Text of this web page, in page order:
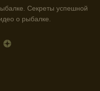
выбрать наилучшие
на активность
ловли на
Секреты успешной
о рыбалке.